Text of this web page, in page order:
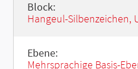
Block:
Hangeul-Silbenzeichen,
Ebene:
Mehrsprachige Basis-